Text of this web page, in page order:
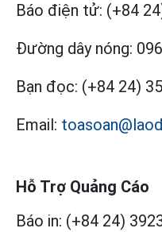
Báo điện tử: (+84
Đường dây nóng:
Bạn đọc: (+84 24)
Email:
Hỗ Trợ Quảng Cáo
Báo in: (+84 24)